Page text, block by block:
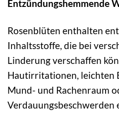
Entzündungshemmende
Rosenblüten enthalten
Inhaltsstoffe, die bei
Linderung verschaffen
Hautirritationen, leichten
Mund- und Rachenraum
Verdauungsbeschwerden